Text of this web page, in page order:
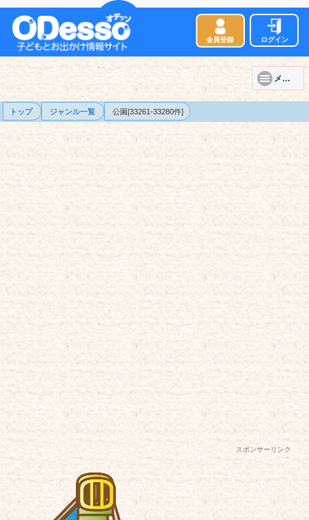
会員登録 ログイン
メニュー
トップ ジャンル一覧 公園[33261-33280件]
スポンサーリンク